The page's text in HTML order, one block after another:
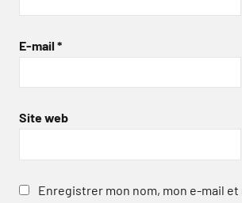
E-mail *
Site web
Enregistrer mon nom, mon e-mail et